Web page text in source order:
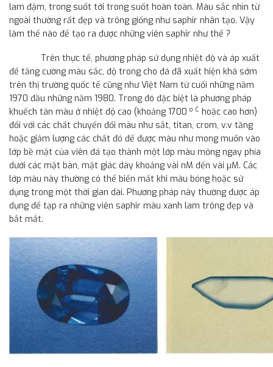
lam đậm, trong suốt tới trong suốt hoàn toàn. Màu sắc nhìn từ
ngoài thường rất đẹp và trông giống như saphir nhân tạo. Vậy
làm thế nào để tạo ra được những viên saphir như thế ?
Trên thực tế, phương pháp sử dụng nhiệt độ và áp xuất
để tăng cường màu sắc, độ trong cho đá đã xuất hiện khá sớm
trên thị trường quốc tế cũng như Việt Nam từ cuối những năm
1970 đầu những năm 1980. Trong đó đặc biệt là phương pháp
khuếch tán màu ở nhiệt độ cao (khoảng 1700 o C hoặc cao hơn)
đối với các chất chuyển đổi màu như sắt, titan, crom, v.v tăng
hoặc giảm lượng các chất đó để được màu như mong muốn vào
lớp bề mặt của viên đá tạo thành một lớp màu mỏng ngay phía
dưới các mặt bàn, mặt giác dày khoảng vài nM đến vài µM. Các
lớp màu này thường có thể biến mất khi màu bóng hoặc sử
dụng trong một thời gian dài. Phương pháp này thường được áp
dụng để tạp ra những viên saphir màu xanh lam trông đẹp và
bắt mắt.